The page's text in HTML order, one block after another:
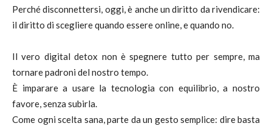
Perché disconnettersi, oggi, è anche un diritto da rivendicare:
il diritto di scegliere quando essere online, e quando no.
Il vero digital detox non è spegnere tutto per sempre, ma
tornare padroni del nostro tempo.
È imparare a usare la tecnologia con equilibrio, a nostro
favore, senza subirla.
Come ogni scelta sana, parte da un gesto semplice: dire basta